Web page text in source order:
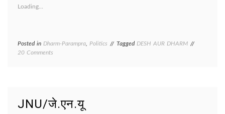
Loading...
Posted in Dharm-Parampra Politics Tagged DESH AUR DHARM
20 Comments
JNU/जे.एन.यू